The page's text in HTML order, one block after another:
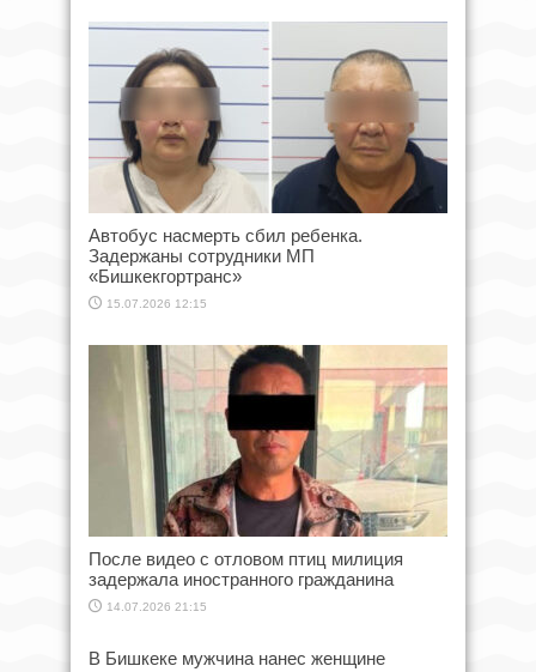
Автобус насмерть сбил ребенка.
Задержаны сотрудники МП
«Бишкекгортранс»
15.07.2026 12:15
После видео с отловом птиц милиция
задержала иностранного гражданина
14.07.2026 21:15
В Бишкеке мужчина нанес женщине